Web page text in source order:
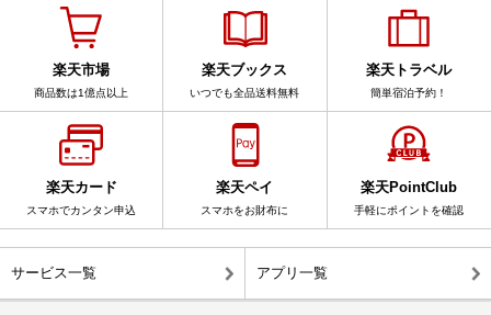
楽天市場
商品数は1億点以上
楽天ブックス
いつでも全品送料無料
楽天トラベル
簡単宿泊予約！
楽天カード
スマホでカンタン申込
楽天ペイ
スマホをお財布に
楽天PointClub
手軽にポイントを確認
サービス一覧 アプリ一覧